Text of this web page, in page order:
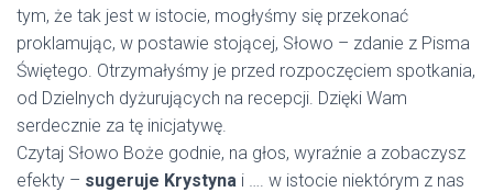
tym, że tak jest w istocie, mogłyśmy się przekonać
proklamując, w postawie stojącej, Słowo – zdanie z Pisma
Świętego. Otrzymałyśmy je przed rozpoczęciem spotkania,
od Dzielnych dyżurujących na recepcji. Dzięki Wam
serdecznie za tę inicjatywę.
Czytaj Słowo Boże godnie, na głos, wyraźnie a zobaczysz
efekty – sugeruje Krystyna i …. w istocie niektórym z nas